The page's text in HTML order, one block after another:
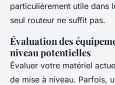
particulièrement utile dans
seul routeur ne suffit pas.
Évaluation des
niveau potentielles
Évaluer votre matériel
de mise à niveau. Parfois,